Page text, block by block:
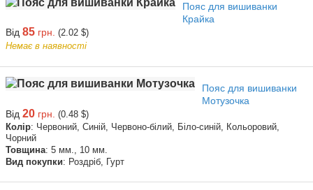
Пояс для вишиванки
Крайка
Від 85 грн. (2.02 $)
Немає в наявності
Пояс для вишиванки
Мотузочка
Від 20 грн. (0.48 $)
Колір: Червоний, Синій, Червоно-білий, Біло-синій, Кольоровий,
Чорний
Товщина: 5 мм., 10 мм.
Вид покупки: Роздріб, Гурт